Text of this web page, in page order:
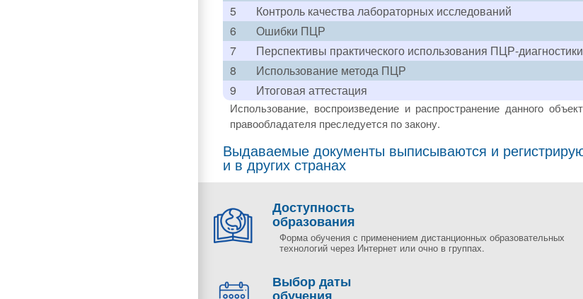
5
Контроль качества лабораторных исследований
6
Ошибки ПЦР
7
Перспективы практического использования ПЦР-диагностики
8
Использование метода ПЦР
9
Итоговая аттестация
Использование, воспроизведение и распространение данного
правообладателя преследуется по закону.
Выдаваемые документы выписываются и
и в других странах
Доступность
образования
Форма обучения с применением дистанционных образовательных
технологий через Интернет или очно в группах.
Выбор даты